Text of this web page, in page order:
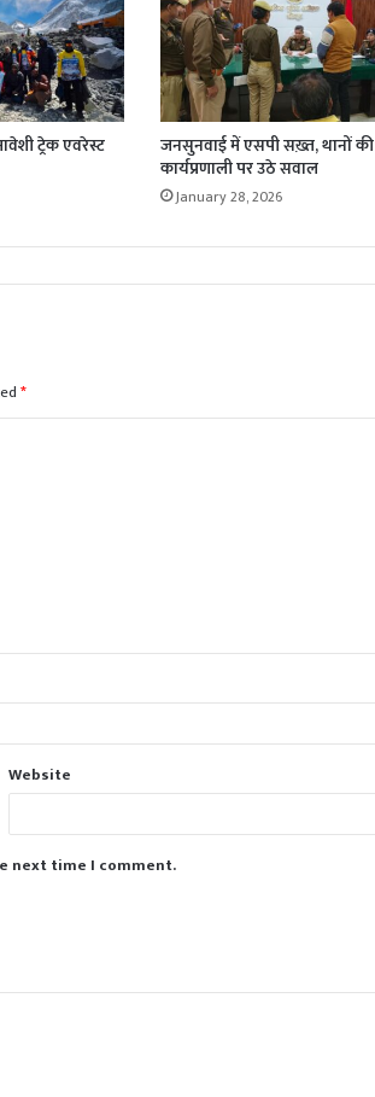
ट्रेक एवरेस्ट
जनसुनवाई में एसपी सख़्त, थानों की
कार्यप्रणाली पर उठे सवाल
January 28, 2026
*
Website
next time I comment.